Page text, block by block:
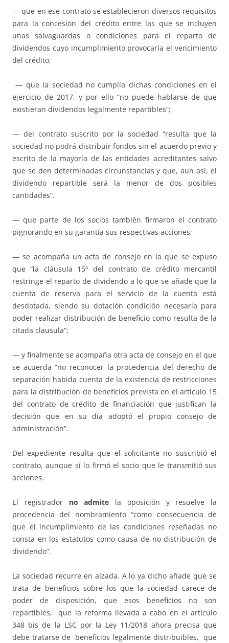
— que en ese contrato se establecieron diversos requisitos
para la concesión del crédito entre las que se incluyen
unas salvaguardas o condiciones para el reparto de
dividendos cuyo incumplimiento provocaría el vencimiento
del crédito;
— que la sociedad no cumplía dichas condiciones en el
ejercicio de 2017, y por ello “no puede hablarse de que
existieran dividendos legalmente repartibles”;
— del contrato suscrito por la sociedad “resulta que la
sociedad no podrá distribuir fondos sin el acuerdo previo y
escrito de la mayoría de las entidades acreditantes salvo
que se den determinadas circunstancias y que, aun así, el
dividendo repartible será la menor de dos posibles
cantidades”.
— que parte de los socios también firmaron el contrato
pignorando en su garantía sus respectivas acciones;
— se acompaña un acta de consejo en la que se expuso
que “la cláusula 15ª del contrato de crédito mercantil
restringe el reparto de dividendo a lo que se añade que la
cuenta de reserva para el servicio de la cuenta está
desdotada, siendo su dotación condición necesaria para
poder realizar distribución de beneficio como resulta de la
citada clausula”;
— y finalmente se acompaña otra acta de consejo en el que
se acuerda “no reconocer la procedencia del derecho de
separación habida cuenta de la existencia de restricciones
para la distribución de beneficios prevista en el artículo 15
del contrato de crédito de financiación que justifican la
decisión que en su día adoptó el propio consejo de
administración”.
Del expediente resulta que el solicitante no suscribió el
contrato, aunque sí lo firmó el socio que le transmitió sus
acciones.
El registrador no admite la oposición y resuelve la
procedencia del nombramiento “como consecuencia de
que el incumplimiento de las condiciones reseñadas no
consta en los estatutos como causa de no distribución de
dividendo”.
La sociedad recurre en alzada. A lo ya dicho añade que se
trata de beneficios sobre los que la sociedad carece de
poder de disposición, que esos beneficios no son
repartibles, que la reforma llevada a cabo en el artículo
348 bis de la LSC por la Ley 11/2018 ahora precisa que
debe tratarse de beneficios legalmente distribuibles, que